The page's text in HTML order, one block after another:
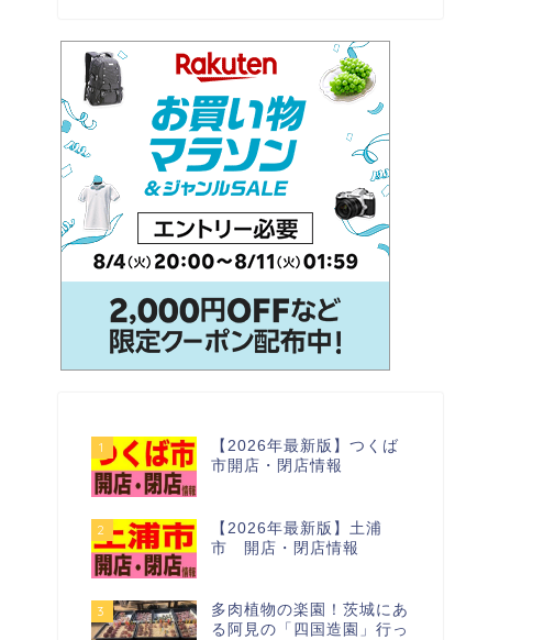
1
【2026年最新版】つくば
市開店・閉店情報
2
【2026年最新版】土浦
市 開店・閉店情報
3
多肉植物の楽園！茨城にあ
る阿見の「四国造園」行っ